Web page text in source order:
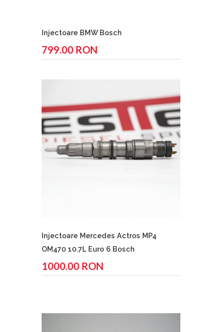
Injectoare BMW Bosch
799.00 RON
Injectoare Mercedes Actros MP4
OM470 10.7L Euro 6 Bosch
1000.00 RON